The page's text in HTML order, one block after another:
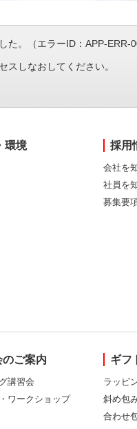
た。（エラーID：APP-ERR-
スしなおしてください。
環境 採用
会社を
社員を
募集要
ご案内
講習会
ワークショップ
ギフ
ラッピ
斜め包
合わせ